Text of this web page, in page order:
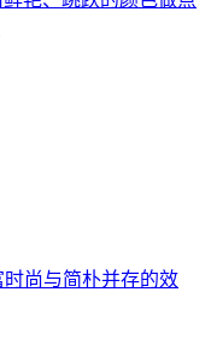
尚与简朴并存的效